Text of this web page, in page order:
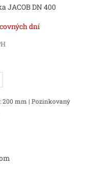
JACOB DN 400
dní
200 mm | Pozinkovaný